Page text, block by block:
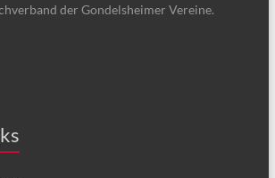
der Gondelsheimer Vereine.